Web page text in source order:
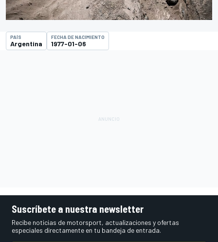
PAÍS
Argentina
FECHA DE NACIMIENTO
1977-01-06
Suscríbete a nuestra newsletter
Recibe noticias de motorsport, actualizaciones y ofertas
especiales directamente en tu bandeja de entrada.